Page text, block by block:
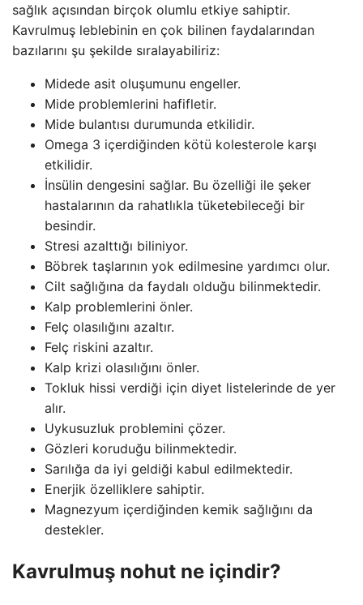
sağlık açısından birçok olumlu etkiye sahiptir.
Kavrulmuş leblebinin en çok bilinen faydalarından
bazılarını şu şekilde sıralayabiliriz:
Midede asit oluşumunu engeller.
Mide problemlerini hafifletir.
Mide bulantısı durumunda etkilidir.
Omega 3 içerdiğinden kötü kolesterole karşı
etkilidir.
İnsülin dengesini sağlar. Bu özelliği ile şeker
hastalarının da rahatlıkla tüketebileceği bir
besindir.
Stresi azalttığı biliniyor.
Böbrek taşlarının yok edilmesine yardımcı olur.
Cilt sağlığına da faydalı olduğu bilinmektedir.
Kalp problemlerini önler.
Felç olasılığını azaltır.
Felç riskini azaltır.
Kalp krizi olasılığını önler.
Tokluk hissi verdiği için diyet listelerinde de yer
alır.
Uykusuzluk problemini çözer.
Gözleri koruduğu bilinmektedir.
Sarılığa da iyi geldiği kabul edilmektedir.
Enerjik özelliklere sahiptir.
Magnezyum içerdiğinden kemik sağlığını da
destekler.
Kavrulmuş nohut ne içindir?